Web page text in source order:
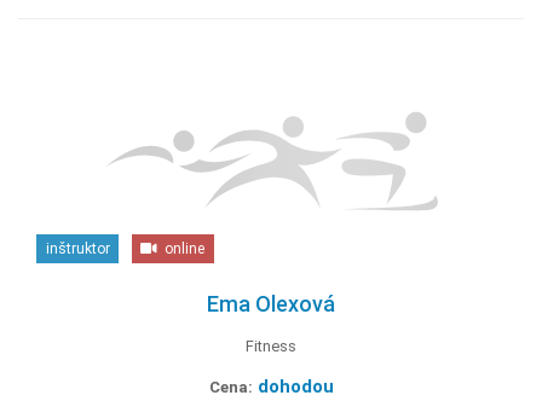
inštruktor online
Ema Olexová
Fitness
Cena: dohodou